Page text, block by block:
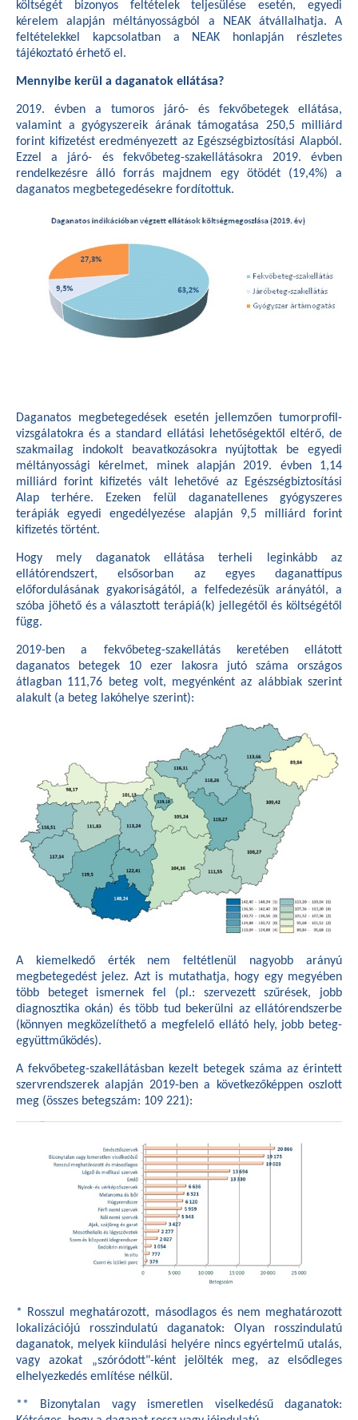
költségét bizonyos feltételek teljesülése esetén, egyedi
kérelem alapján méltányosságból a NEAK átvállalhatja. A
feltételekkel kapcsolatban a NEAK honlapján részletes
tájékoztató érhető el.
Mennyibe kerül a daganatok ellátása?
2019. évben a tumoros járó- és fekvőbetegek ellátása,
valamint a gyógyszereik árának támogatása 250,5 milliárd
forint kifizetést eredményezett az Egészségbiztosítási Alapból.
Ezzel a járó- és fekvőbeteg-szakellátásokra 2019. évben
rendelkezésre álló forrás majdnem egy ötödét (19,4%) a
daganatos megbetegedésekre fordítottuk.
Daganatos megbetegedések esetén jellemzően tumorprofil-
vizsgálatokra és a standard ellátási lehetőségektől eltérő, de
szakmailag indokolt beavatkozásokra nyújtottak be egyedi
méltányossági kérelmet, minek alapján 2019. évben 1,14
milliárd forint kifizetés vált lehetővé az Egészségbiztosítási
Alap terhére. Ezeken felül daganatellenes gyógyszeres
terápiák egyedi engedélyezése alapján 9,5 milliárd forint
kifizetés történt.
Hogy mely daganatok ellátása terheli leginkább az
ellátórendszert, elsősorban az egyes daganattípus
előfordulásának gyakoriságától, a felfedezésük arányától, a
szóba jöhető és a választott terápiá(k) jellegétől és költségétől
függ.
2019-ben a fekvőbeteg-szakellátás keretében ellátott
daganatos betegek 10 ezer lakosra jutó száma országos
átlagban 111,76 beteg volt, megyénként az alábbiak szerint
alakult (a beteg lakóhelye szerint):
A kiemelkedő érték nem feltétlenül nagyobb arányú
megbetegedést jelez. Azt is mutathatja, hogy egy megyében
több beteget ismernek fel (pl.: szervezett szűrések, jobb
diagnosztika okán) és több tud bekerülni az ellátórendszerbe
(könnyen megközelíthető a megfelelő ellátó hely, jobb beteg-
együttműködés).
A fekvőbeteg-szakellátásban kezelt betegek száma az érintett
szervrendszerek alapján 2019-ben a következőképpen oszlott
meg (összes betegszám: 109 221):
* Rosszul meghatározott, másodlagos és nem meghatározott
lokalizációjú rosszindulatú daganatok: Olyan rosszindulatú
daganatok, melyek kiindulási helyére nincs egyértelmű utalás,
vagy azokat „szóródott"-ként jelölték meg, az elsődleges
elhelyezkedés említése nélkül.
** Bizonytalan vagy ismeretlen viselkedésű daganatok: